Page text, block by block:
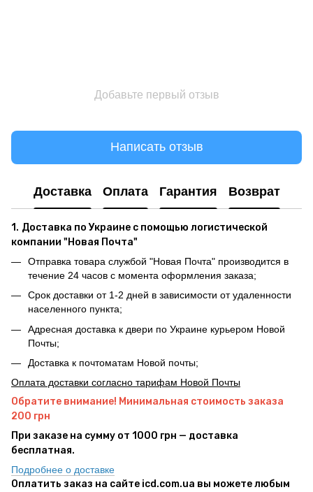
Добавьте первый отзыв
Написать отзыв
Доставка Оплата Гарантия Возврат
1. Доставка по Украине с помощью логистической
компании "Новая Почта"
Отправка товара службой "Новая Почта" производится в
течение 24 часов с момента оформления заказа;
Срок доставки от 1-2 дней в зависимости от удаленности
населенного пункта;
Адресная доставка к двери по Украине курьером Новой
Почты;
Доставка к почтоматам Новой почты;
Оплата доставки согласно тарифам Новой Почты
Обратите внимание! Минимальная стоимость заказа
200 грн
При заказе на сумму от 1000 грн — доставка
бесплатная.
Подробнее о доставке
Оплатить заказ на сайте icd.com.ua вы можете любым